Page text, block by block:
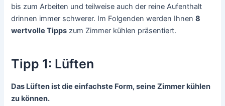
bis zum Arbeiten und teilweise auch der reine Aufenthalt
drinnen immer schwerer. Im Folgenden werden Ihnen8
wertvolle Tipps zum Zimmer kühlen präsentiert.
Tipp 1: Lüften
Das Lüften ist die einfachste Form, seine Zimmer kühlen
zu können.